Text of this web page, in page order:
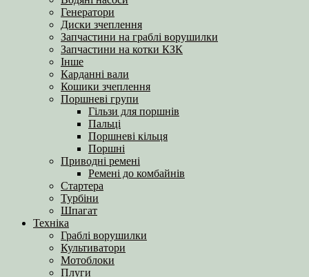
Генератори
Диски зчеплення
Запчастини на граблі ворушилки
Запчастини на котки КЗК
Інше
Карданні вали
Кошики зчеплення
Поршневі групи
Гільзи для поршнів
Пальці
Поршневі кільця
Поршні
Приводні ремені
Ремені до комбайнів
Стартера
Турбіни
Шпагат
Техніка
Граблі ворушилки
Культиватори
Мотоблоки
Плуги